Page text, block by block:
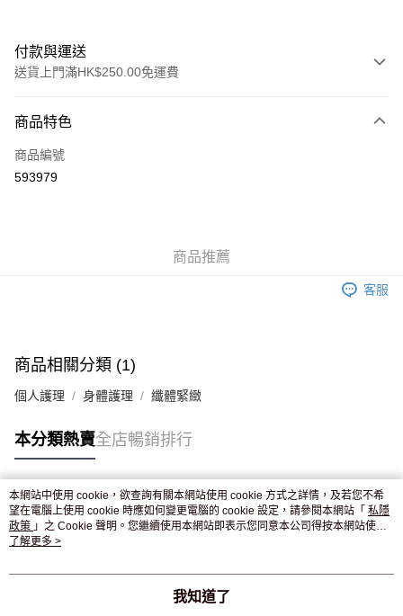
付款與運送
送貨上門滿HK$250.00免運費
信用卡
Apple Pay
付款後門市自取，訂單確認後2-4個工作天到店，7天內取。逾期後
商品特色
商品編號
593979
商品推薦
客服
商品相關分類 (1)
個人護理 身體護理 纖體緊緻
本分類熱賣全店暢銷排行
熱門標籤
熱銷排行
本網站中使用 cookie，欲查詢有關本網站使用 cookie 方式之詳情，及若您不希
望在電腦上使用 cookie 時應如何變更電腦的 cookie 設定，請參閱本網站「 私隱
政策 」之 Cookie 聲明。您繼續使用本網站即表示您同意本公司得按本網站使用
條款之 Cookie 聲明使用 cookie。
了解更多 >
我知道了